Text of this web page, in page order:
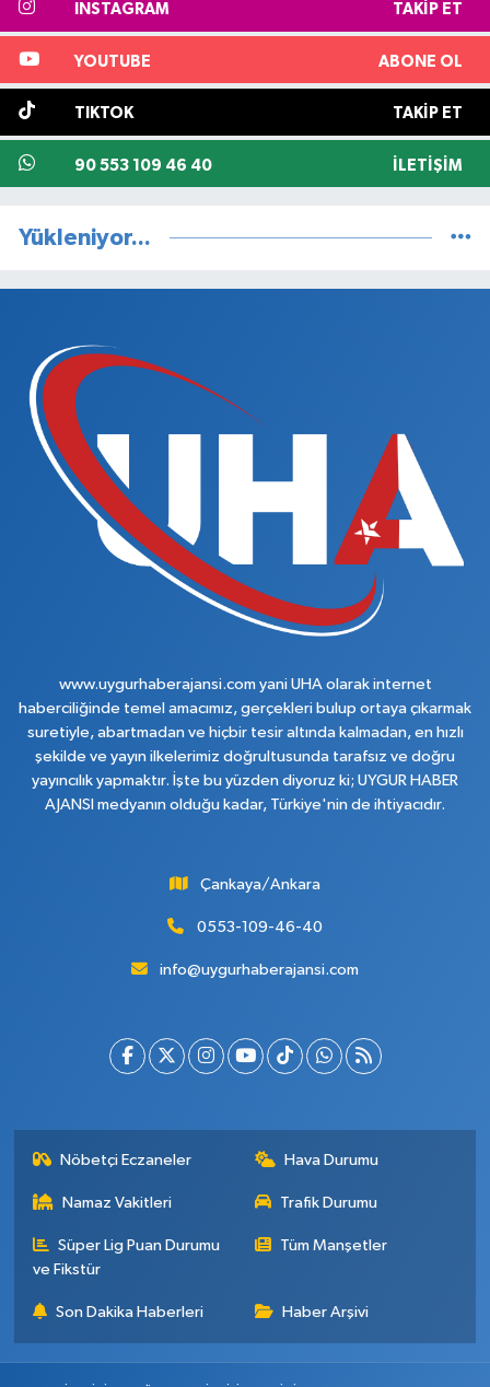
INSTAGRAM TAKIP ET
YOUTUBE ABONE OL
TIKTOK TAKIP ET
90 553 109 46 40 İLETIŞIM
Yükleniyor...
www.uygurhaberajansi.com yani UHA olarak internet
haberciliğinde temel amacımız, gerçekleri bulup ortaya çıkarmak
suretiyle, abartmadan ve hiçbir tesir altında kalmadan, en hızlı
şekilde ve yayın ilkelerimiz doğrultusunda tarafsız ve doğru
yayıncılık yapmaktır. İşte bu yüzden diyoruz ki; UYGUR HABER
AJANSI medyanın olduğu kadar, Türkiye'nin de ihtiyacıdır.
Çankaya/Ankara
0553-109-46-40
info@uygurhaberajansi.com
Nöbetçi Eczaneler Hava Durumu
Namaz Vakitleri Trafik Durumu
Süper Lig Puan Durumu
ve Fikstür
Tüm Manşetler
Son Dakika Haberleri Haber Arşivi